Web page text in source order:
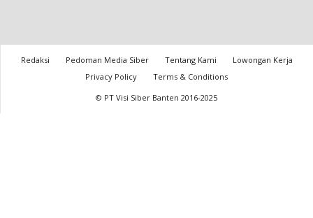
Redaksi Pedoman Media Siber Tentang Kami
Lowongan Kerja
Privacy Policy
Terms & Conditions
© PT Visi Siber Banten 2016-2025